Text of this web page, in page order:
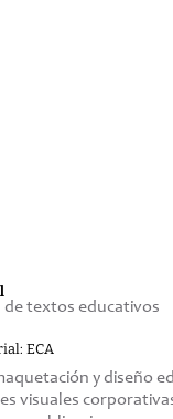
de textos educativos
ECA
y diseño
visuales